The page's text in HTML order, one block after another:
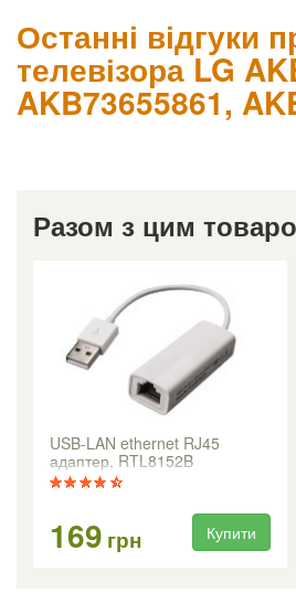
Останні відгуки
телевізора LG
AKB73655861,
Разом з цим
USB-LAN ethernet RJ45
адаптер, RTL8152B
169 грн Купити